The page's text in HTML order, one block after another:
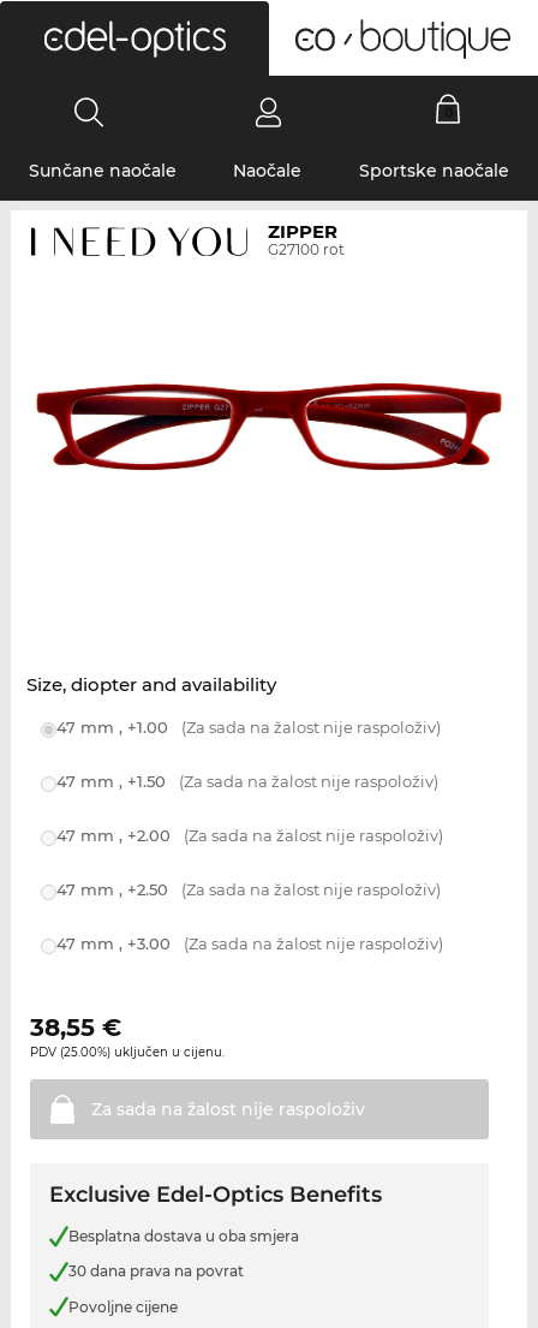
Sunčane naočale Naočale Sportske naočale
ZIPPER
G27100 rot
Size, diopter and availability
47 mm , +1.00 (Za sada na žalost nije raspoloživ)
47 mm , +1.50 (Za sada na žalost nije raspoloživ)
47 mm , +2.00 (Za sada na žalost nije raspoloživ)
47 mm , +2.50 (Za sada na žalost nije raspoloživ)
47 mm , +3.00 (Za sada na žalost nije raspoloživ)
38,55€
PDV (25.00%) uključen u cijenu.
Za sada na žalost nije raspoloživ
Exclusive Edel-Optics Benefits
Besplatna dostava u oba smjera
30 dana prava na povrat
Povoljne cijene